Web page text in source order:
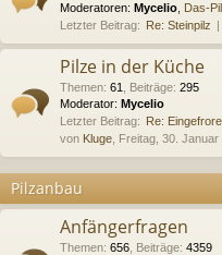
Moderatoren: Mycelio Das-
Letzter Beitrag: Re: Steinpilz
Pilze in der Küche
Themen: 61 Beiträge: 295
Moderator: Mycelio
Letzter Beitrag: Re:
von Kluge , Freitag, 30.
Pilzanbau
Anfängerfragen
Themen: 656 Beiträge: 4359